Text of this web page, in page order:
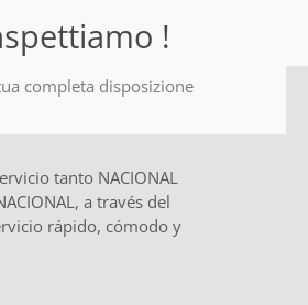
!
completa disposizione
tanto NACIONAL
a través del
rápido, cómodo y